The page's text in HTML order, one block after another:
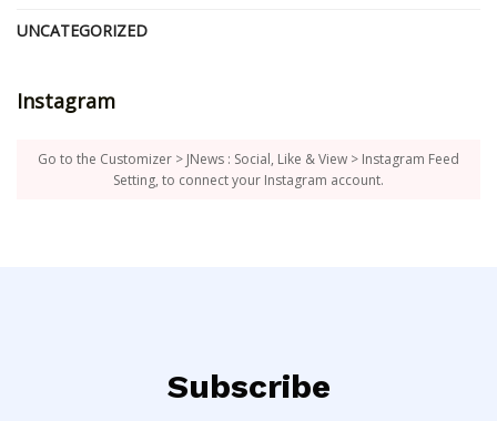
UNCATEGORIZED
Instagram
Go to the Customizer > JNews : Social, Like & View > Instagram Feed
Setting, to connect your Instagram account.
Subscribe